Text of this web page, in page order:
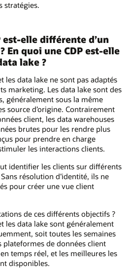
stratégies.
est-elle différente d’un
En quoi une CDP est-elle
lake ?
les data lake ne sont pas adaptés
marketing. Les data lake sont des
généralement sous la même
source d’origine. Contrairement
client, les data warehouses
brutes pour les rendre plus
pour prendre en charge
les interactions clients.
identifier les clients sur différents
résolution d’identité, ils ne
pour créer une vue client
de ces différents objectifs ?
les data lake sont généralement
soit toutes les semaines
plateformes de données client
temps réel, et les meilleures les
disponibles.